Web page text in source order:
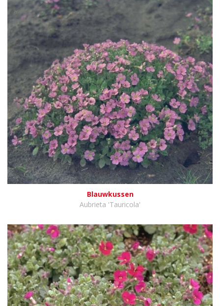
Blauwkussen
Aubrieta 'Tauricola'